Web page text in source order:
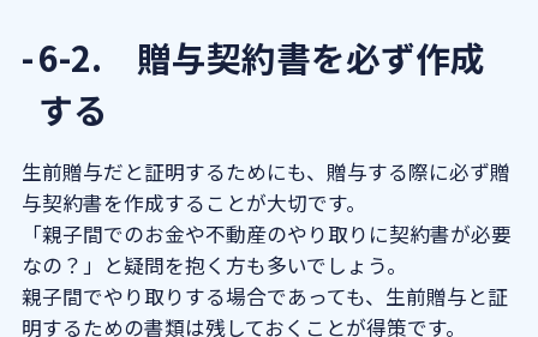
6-2. 贈与契約書を必ず作成
する
生前贈与だと証明するためにも、贈与する際に必ず贈
与契約書を作成することが大切です。
「親子間でのお金や不動産のやり取りに契約書が必要
なの？」と疑問を抱く方も多いでしょう。
親子間でやり取りする場合であっても、生前贈与と証
明するための書類は残しておくことが得策です。